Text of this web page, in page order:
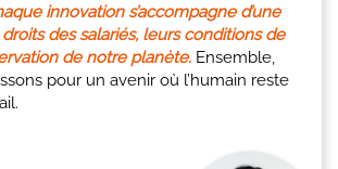
innovation s’accompagne d’une
des salariés, leurs conditions de
de notre planète. Ensemble,
pour un avenir où l’humain reste